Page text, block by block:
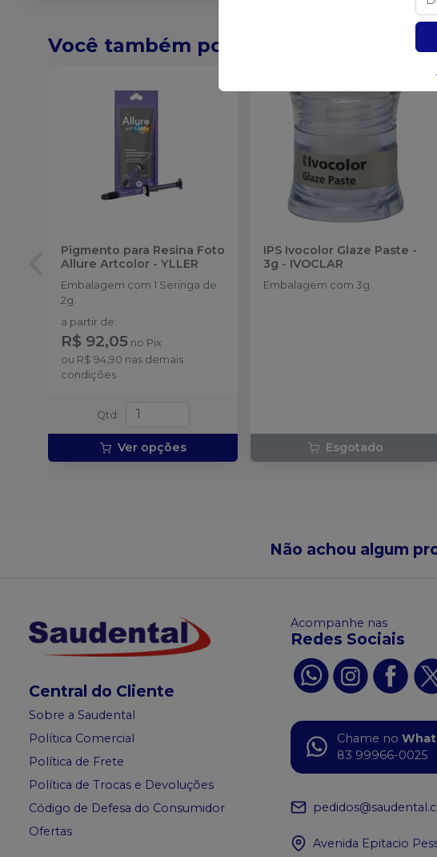
Você também pode gostar desses
Pigmento para Resina Foto
Allure Artcolor - YLLER
Embalagem com 1 Seringa de
2g.
a partir de:
R$ 92,05 no Pix
ou R$ 94,90 nas demais
condições
Qtd:
Ver opções
IPS Ivocolor Glaze Paste -
3g - IVOCLAR
Embalagem com 3g.
Esgotado
Não achou algum
Central do Cliente
Sobre a Saudental
Política Comercial
Política de Frete
Política de Trocas e Devoluções
Código de Defesa do Consumidor
Ofertas
Acompanhe nas
Redes Sociais
Chame no
83 99966-0025
Avenida Epitacio